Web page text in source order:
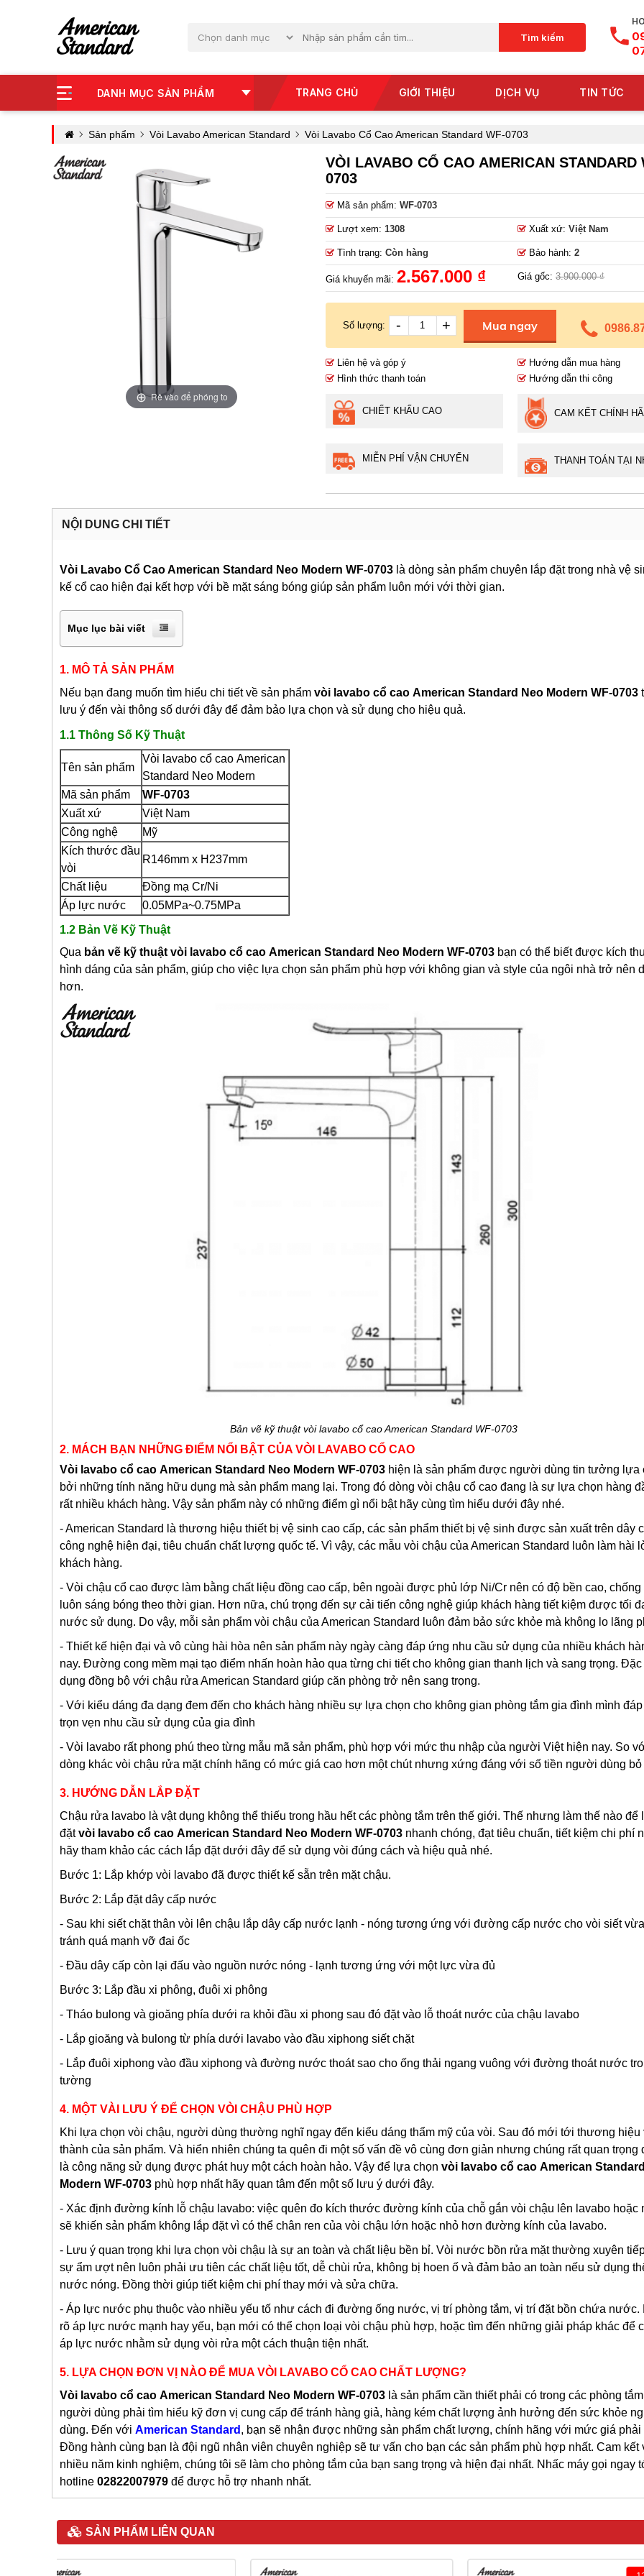
Tìm kiếm
DANH MỤC SẢN PHẨM TRANG CHỦ GIỚI THIỆU DỊCH VỤ TIN TỨC
Sản phẩm Vòi Lavabo American Standard Vòi Lavabo Cổ Cao American Standard WF-0703
Rê vào để phóng to
VÒI LAVABO CỔ CAO AMERICAN STANDARD
0703
Mã sản phẩm:WF-0703
Lượt xem:1308 Xuất xứ:Việt Nam
Tình trạng:Còn hàng Bảo hành:2
Giá khuyến mãi:2.567.000 ₫ Giá gốc:3.900.000 ₫
Số lượng: - + Mua ngay
Liên hệ và góp ý
Hướng dẫn mua hàng
Hình thức thanh toán
Hướng dẫn thi công
CHIẾT KHẤU CAO CAM KẾT CHÍNH
MIỄN PHÍ VẬN CHUYỂN THANH TOÁN TẠI
NỘI DUNG CHI TIẾT
Vòi Lavabo Cổ Cao American Standard Neo Modern WF-0703 là dòng sản phẩm chuyên lắp đặt trong nhà vệ
kế cổ cao hiện đại kết hợp với bề mặt sáng bóng giúp sản phẩm luôn mới với thời gian.
Mục lục bài viết
1. MÔ TẢ SẢN PHẨM
Nếu bạn đang muốn tìm hiểu chi tiết về sản phẩm vòi lavabo cổ cao American Standard Neo Modern WF-0703
lưu ý đến vài thông số dưới đây để đảm bảo lựa chọn và sử dụng cho hiệu quả.
1.1 Thông Số Kỹ Thuật
Tên sản phẩm
Vòi lavabo cổ cao American
Standard Neo Modern
Mã sản phẩm
WF-0703
Xuất xứ
Việt Nam
Công nghệ
Mỹ
Kích thước đầu
vòi
R146mm x H237mm
Chất liệu
Đồng mạ Cr/Ni
Áp lực nước
0.05MPa~0.75MPa
1.2 Bản Vẽ Kỹ Thuật
Qua bản vẽ kỹ thuật vòi lavabo cổ cao American Standard Neo Modern WF-0703 bạn có thể biết được kích
hình dáng của sản phẩm, giúp cho việc lựa chọn sản phẩm phù hợp với không gian và style của ngôi nhà trở nên
hơn.
Bản vẽ kỹ thuật vòi lavabo cổ cao American Standard WF-0703
2. MÁCH BẠN NHỮNG ĐIỂM NỔI BẬT CỦA VÒI LAVABO CỔ CAO
Vòi lavabo cổ cao American Standard Neo Modern WF-0703 hiện là sản phẩm được người dùng tin tưởng lựa
bởi những tính năng hữu dụng mà sản phẩm mang lại. Trong đó dòng vòi chậu cổ cao đang là sự lựa chọn hàng
rất nhiều khách hàng. Vậy sản phẩm này có những điểm gì nổi bật hãy cùng tìm hiểu dưới đây nhé.
- American Standard là thương hiệu thiết bị vệ sinh cao cấp, các sản phẩm thiết bị vệ sinh được sản xuất trên dây
công nghệ hiện đại, tiêu chuẩn chất lượng quốc tế. Vì vậy, các mẫu vòi chậu của American Standard luôn làm hài
khách hàng.
- Vòi chậu cổ cao được làm bằng chất liệu đồng cao cấp, bên ngoài được phủ lớp Ni/Cr nên có độ bền cao, chống
luôn sáng bóng theo thời gian. Hơn nữa, chú trọng đến sự cải tiến công nghệ giúp khách hàng tiết kiệm được tối
nước sử dụng. Do vậy, mỗi sản phẩm vòi chậu của American Standard luôn đảm bảo sức khỏe mà không lo lãng
- Thiết kế hiện đại và vô cùng hài hòa nên sản phẩm này ngày càng đáp ứng nhu cầu sử dụng của nhiều khách
nay. Đường cong mềm mại tạo điểm nhấn hoàn hảo qua từng chi tiết cho không gian thanh lịch và sang trọng.
dụng đồng bộ với chậu rửa American Standard giúp căn phòng trở nên sang trọng.
- Với kiểu dáng đa dạng đem đến cho khách hàng nhiều sự lựa chọn cho không gian phòng tắm gia đình mình
trọn vẹn nhu cầu sử dụng của gia đình
- Vòi lavabo rất phong phú theo từng mẫu mã sản phẩm, phù hợp với mức thu nhập của người Việt hiện nay. So
dòng khác vòi chậu rửa mặt chính hãng có mức giá cao hơn một chút nhưng xứng đáng với số tiền người dùng bỏ
3. HƯỚNG DẪN LẮP ĐẶT
Chậu rửa lavabo là vật dụng không thể thiếu trong hầu hết các phòng tắm trên thế giới. Thế nhưng làm thế nào để
đặtvòi lavabo cổ cao American Standard Neo Modern WF-0703 nhanh chóng, đạt tiêu chuẩn, tiết kiệm chi phí
hãy tham khảo các cách lắp đặt dưới đây để sử dụng vòi đúng cách và hiệu quả nhé.
Bước 1: Lắp khớp vòi lavabo đã được thiết kế sẵn trên mặt chậu.
Bước 2: Lắp đặt dây cấp nước
- Sau khi siết chặt thân vòi lên chậu lắp dây cấp nước lạnh - nóng tương ứng với đường cấp nước cho vòi siết
tránh quá mạnh vỡ đai ốc
- Đầu dây cấp còn lại đấu vào nguồn nước nóng - lạnh tương ứng với một lực vừa đủ
Bước 3: Lắp đầu xi phông, đuôi xi phông
- Tháo bulong và gioăng phía dưới ra khỏi đầu xi phong sau đó đặt vào lỗ thoát nước của chậu lavabo
- Lắp gioăng và bulong từ phía dưới lavabo vào đầu xiphong siết chặt
- Lắp đuôi xiphong vào đầu xiphong và đường nước thoát sao cho ống thải ngang vuông với đường thoát nước
tường
4. MỘT VÀI LƯU Ý ĐỂ CHỌN VÒI CHẬU PHÙ HỢP
Khi lựa chọn vòi chậu, người dùng thường nghĩ ngay đến kiểu dáng thẩm mỹ của vòi. Sau đó mới tới thương hiệu
thành của sản phẩm. Và hiển nhiên chúng ta quên đi một số vấn đề vô cùng đơn giản nhưng chúng rất quan trọng
là công năng sử dụng được phát huy một cách hoàn hảo. Vậy để lựa chọn vòi lavabo cổ cao American
Modern WF-0703 phù hợp nhất hãy quan tâm đến một số lưu ý dưới đây.
- Xác định đường kính lỗ chậu lavabo: việc quên đo kích thước đường kính của chỗ gắn vòi chậu lên lavabo hoặc
sẽ khiến sản phẩm không lắp đặt vì có thể chân ren của vòi chậu lớn hoặc nhỏ hơn đường kính của lavabo.
- Lưu ý quan trọng khi lựa chọn vòi chậu là sự an toàn và chất liệu bền bỉ. Vòi nước bồn rửa mặt thường xuyên
sự ẩm ượt nên luôn phải ưu tiên các chất liệu tốt, dễ chùi rửa, không bị hoen ố và đảm bảo an toàn nếu sử dụng
nước nóng. Đồng thời giúp tiết kiệm chi phí thay mới và sửa chữa.
- Áp lực nước phụ thuộc vào nhiều yếu tố như cách đi đường ống nước, vị trí phòng tắm, vị trí đặt bồn chứa nước.
rõ áp lực nước mạnh hay yếu, bạn mới có thể chọn loại vòi chậu phù hợp, hoặc tìm đến những giải pháp khác để
áp lực nước nhằm sử dụng vòi rửa một cách thuận tiện nhất.
5. LỰA CHỌN ĐƠN VỊ NÀO ĐỂ MUA VÒI LAVABO CỔ CAO CHẤT LƯỢNG?
Vòi lavabo cổ cao American Standard Neo Modern WF-0703 là sản phẩm cần thiết phải có trong các phòng
người dùng phải tìm hiểu kỹ đơn vị cung cấp để tránh hàng giả, hàng kém chất lượng ảnh hưởng đến sức khỏe
dùng. Đến với American Standard , bạn sẽ nhận được những sản phẩm chất lượng, chính hãng với mức giá phải
Đồng hành cùng bạn là đội ngũ nhân viên chuyên nghiệp sẽ tư vấn cho bạn các sản phẩm phù hợp nhất. Cam kết
nhiều năm kinh nghiệm, chúng tôi sẽ làm cho phòng tắm của bạn sang trọng và hiện đại nhất. Nhấc máy gọi ngay
hotline 02822007979 để được hỗ trợ nhanh nhất.
SẢN PHẨM LIÊN QUAN